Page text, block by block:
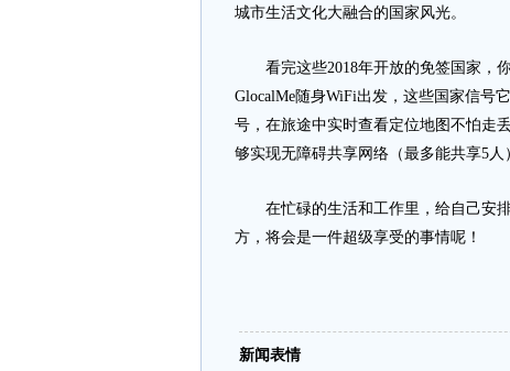
城市生活文化大融合的国家风光。
看完这些2018年开放的免签国家，你
GlocalMe随身WiFi出发，这些国家信号
号，在旅途中实时查看定位地图不怕走
够实现无障碍共享网络（最多能共享5
在忙碌的生活和工作里，给自己安排
方，将会是一件超级享受的事情呢！
新闻表情